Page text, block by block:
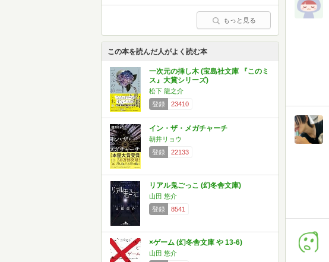
もっと見る
この本を読んだ人がよく読む本
一次元の挿し木 (宝島社文庫 『このミ
ス』大賞シリーズ)
松下 龍之介
登録
23410
イン・ザ・メガチャーチ
朝井リョウ
登録
22133
リアル鬼ごっこ (幻冬舎文庫)
山田 悠介
登録
8541
×ゲーム (幻冬舎文庫 や 13-6)
山田 悠介